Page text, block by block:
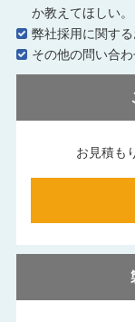
か教えてほしい。
弊社採用に関す
その他の問い合
お見積も